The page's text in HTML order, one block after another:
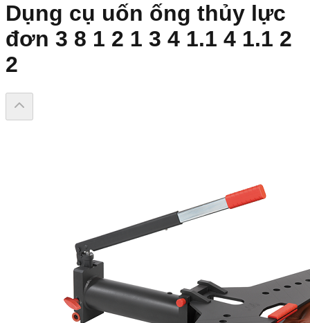
Dụng cụ uốn ống thủy lực
đơn 3 8 1 2 1 3 4 1.1 4 1.1 2
2